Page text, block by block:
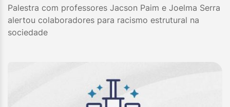
Palestra com professores Jacson Paim e Joelma Serra
alertou colaboradores para racismo estrutural na
sociedade